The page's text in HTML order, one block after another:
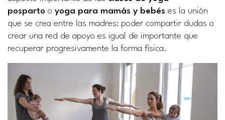
posparto o yoga para mamás y bebés es la unión
que se crea entre las madres: poder compartir dudas o
crear una red de apoyo es igual de importante que
recuperar progresivamente la forma física.